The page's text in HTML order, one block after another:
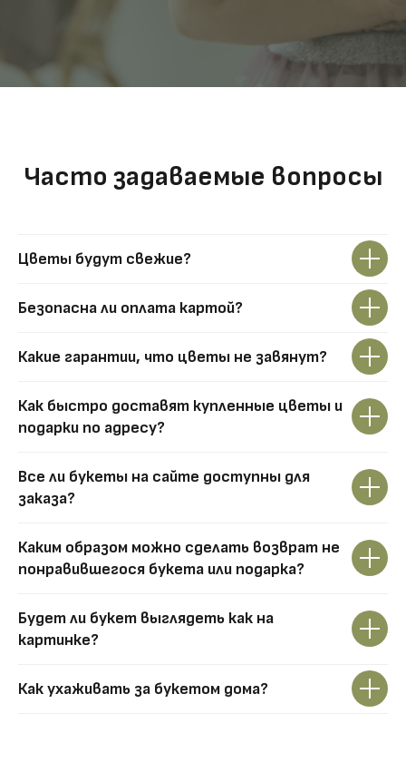
Часто задаваемые вопросы
Цветы будут свежие?
Безопасна ли оплата картой?
Какие гарантии, что цветы не завянут?
Как быстро доставят купленные цветы и
подарки по адресу?
Все ли букеты на сайте доступны для
заказа?
Каким образом можно сделать возврат не
понравившегося букета или подарка?
Будет ли букет выглядеть как на
картинке?
Как ухаживать за букетом дома?